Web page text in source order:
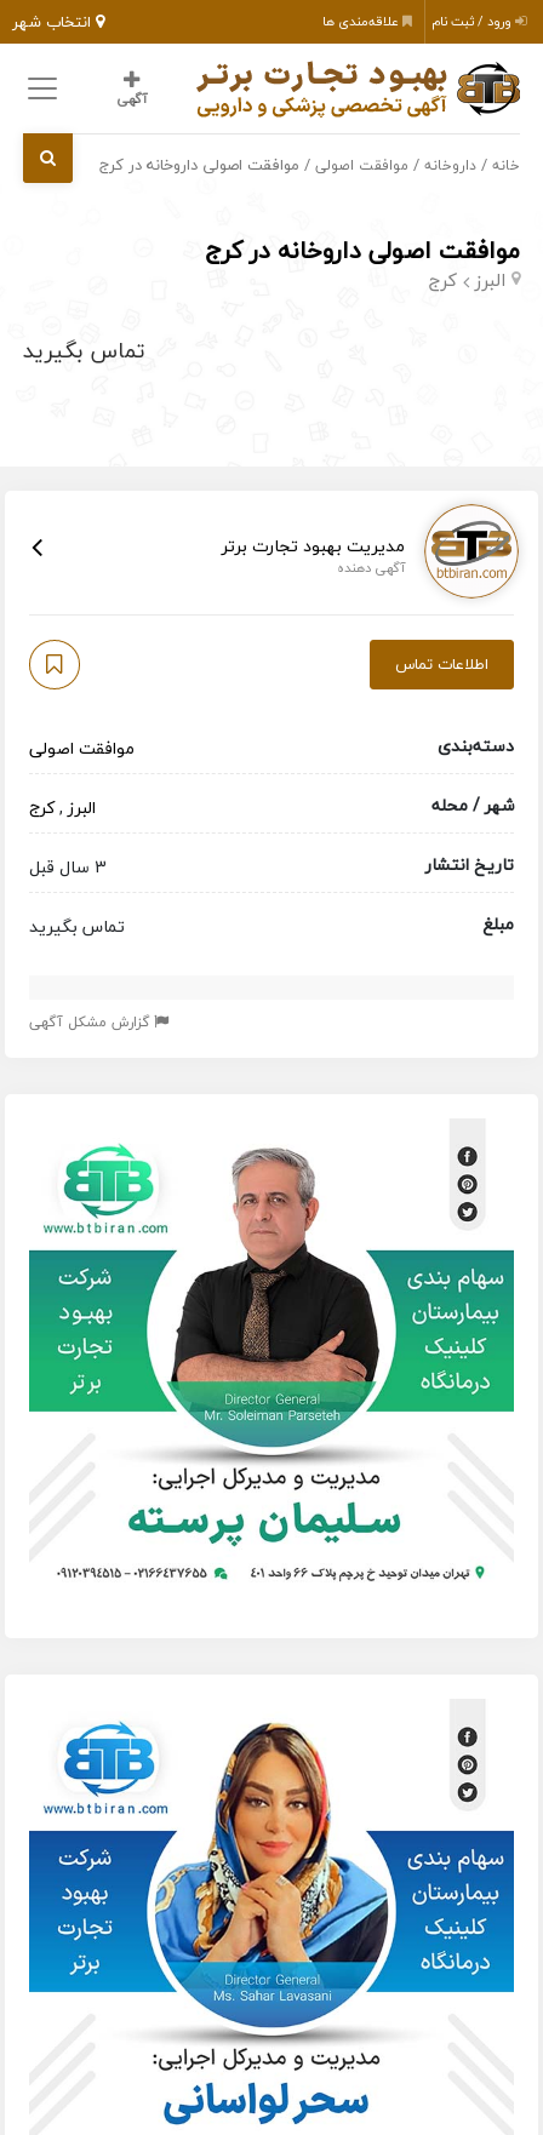
انتخاب شهر ورود / ثبت نام علاقه‌مندی ها
آگهی
خانه /داروخانه / موافقت اصولی / موافقت اصولی داروخانه در کرج
موافقت اصولی داروخانه در کرج
البرز کرج
تماس بگیرید
مدیریت بهبود تجارت برتر
آگهی دهنده
اطلاعات تماس
دسته‌بندی
موافقت اصولی
شهر / محله
البرز,کرج
تاریخ انتشار
3 سال قبل
مبلغ
تماس بگیرید
گزارش مشکل آگهی